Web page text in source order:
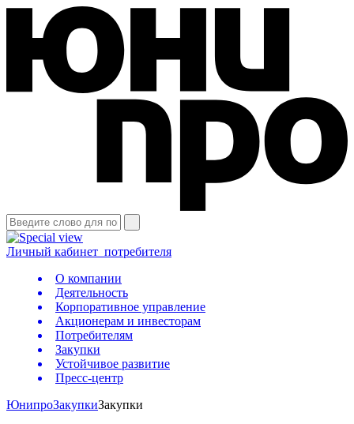
Личный кабинет потребителя
О компании
Деятельность
Корпоративное управление
Акционерам и инвесторам
Потребителям
Закупки
Устойчивое развитие
Пресс-центр
ЮнипроЗакупкиЗакупки